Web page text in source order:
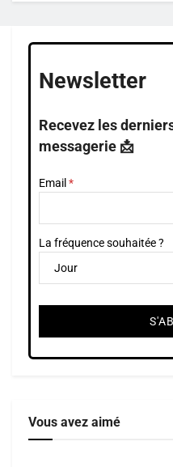
Newsletter
Recevez les
messagerie 📩
Email
La fréquence souhaitée ?
Vous avez aimé